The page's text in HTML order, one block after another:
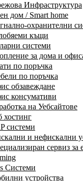
Инфраструктура
дом / Smart home
охранителни
къщи
системи
за дома и
по поръчка
по поръчка
обзавеждане
консумативи
на Уебсайтове
хостинг
системи
и нефискални
сервиз за
Системи
устройства